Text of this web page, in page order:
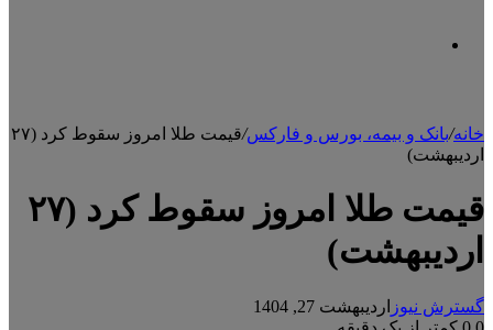
پوسته
خانه/بانک و بیمه، بورس و فارکس/
قیمت طلا امروز سقوط کرد (۲۷
اردیبهشت)
قیمت طلا امروز سقوط کرد (۲۷
اردیبهشت)
گسترش نیوز اردیبهشت 27, 1404